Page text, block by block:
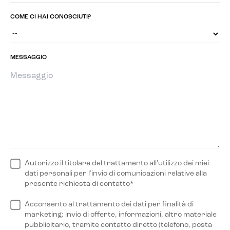
COME CI HAI CONOSCIUTI?
MESSAGGIO
Autorizzo il titolare del trattamento all’utilizzo dei miei
dati personali per l’invio di comunicazioni relative alla
presente richiesta di contatto*
Acconsento al trattamento dei dati per finalità di
marketing: invio di offerte, informazioni, altro materiale
pubblicitario, tramite contatto diretto (telefono, posta